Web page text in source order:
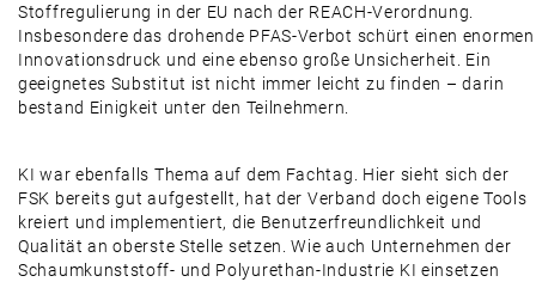
Stoffregulierung in der EU nach der REACH-Verordnung.
Insbesondere das drohende PFAS-Verbot schürt einen enormen
Innovationsdruck und eine ebenso große Unsicherheit. Ein
geeignetes Substitut ist nicht immer leicht zu finden – darin
bestand Einigkeit unter den Teilnehmern.
KI war ebenfalls Thema auf dem Fachtag. Hier sieht sich der
FSK bereits gut aufgestellt, hat der Verband doch eigene Tools
kreiert und implementiert, die Benutzerfreundlichkeit und
Qualität an oberste Stelle setzen. Wie auch Unternehmen der
Schaumkunststoff- und Polyurethan-Industrie KI einsetzen